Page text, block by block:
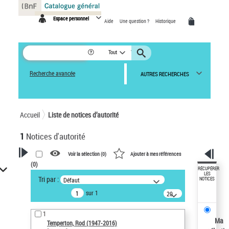
Espace personnel Aide Une question ? Historique
Tout
Recherche avancée AUTRES RECHERCHES
Accueil Liste de notices d’autorité
1 Notices d'autorité
VOTRE RECHERCHE
Recherche avancée dans les
notices d’autorité
Œuvres liées à l'auteur :
Temperton, Rod (1947-2016)
Voir la sélection (0) Ajouter à mes références
(0)
Tri par : Défaut
sur 1
20
résultats/page
1
Temperton, Rod (1947-2016)
RÉCUPÉRER
LES
NOTICES
Ma
Panneau de gestion des cookies